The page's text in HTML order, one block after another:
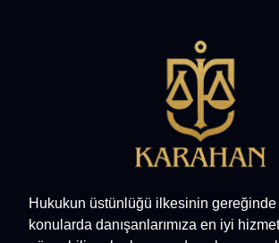
Hukukun üstünlüğü ilkesinin gereğinde
konularda danışanlarımıza en iyi